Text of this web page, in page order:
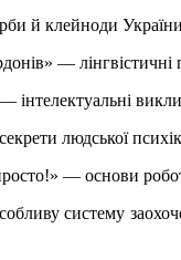
й клейноди
—
інтелектуальні
людської
— основи
систему